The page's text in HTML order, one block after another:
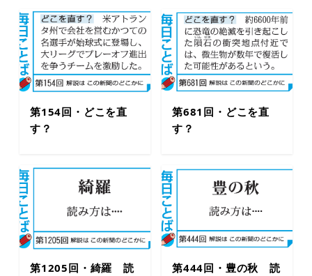
第154回・どこを直
す？
第681回・どこを直
す？
第1205回・綺羅 読
第444回・豊の秋 読